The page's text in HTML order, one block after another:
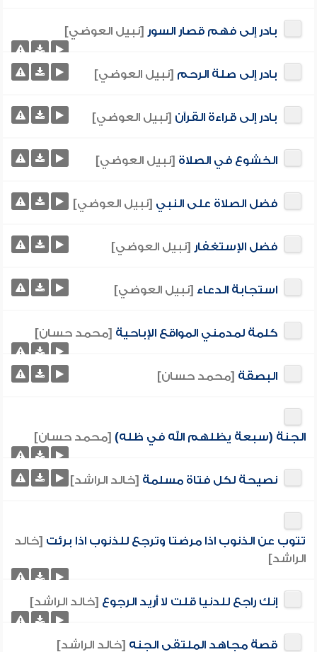
بادر إلى فهم قصار السور [نبيل العوضي]
بادر إلى صلة الرحم [نبيل العوضي]
بادر إلى قراءة القرآن [نبيل العوضي]
الخشوع في الصلاة [نبيل العوضي]
فضل الصلاة على النبي [نبيل العوضي]
فضل الإستغفار [نبيل العوضي]
استجابة الدعاء [نبيل العوضي]
كلمة لمدمني المواقع الإباحية [محمد حسان]
البصقة [محمد حسان]
الجنة (سبعة يظلهم الله في ظله) [محمد حسان]
نصيحة لكل فتاة مسلمة [خالد الراشد]
تتوب عن الذنوب اذا مرضتا وترجع للذنوب اذا برئت [خالد
الراشد]
إنك راجع للدنيا قلت لا أريد الرجوع [خالد الراشد]
قصة مجاهد الملتقى الجنه [خالد الراشد]